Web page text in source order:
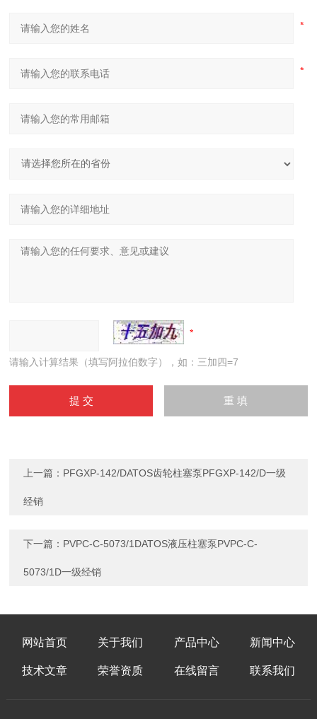
请输入计算结果（填写阿拉伯数字），如：三加四=7
上一篇： PFGXP-142/DATOS齿轮柱塞泵PFGXP-142/D一级
经销
下一篇： PVPC-C-5073/1DATOS液压柱塞泵PVPC-C-
5073/1D一级经销
网站首页 关于我们 产品中心 新闻中心
技术文章 荣誉资质 在线留言 联系我们